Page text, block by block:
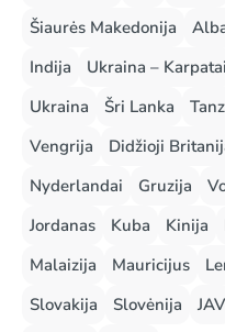
Šiaurės Makedonija
Indija
Ukraina – Karpatai
Ukraina
Šri Lanka
Vengrija
Didžioji
Nyderlandai
Gruzija
Jordanas
Kuba Kinija
Malaizija
Mauricijus
Slovakija
Slovėnija JAV